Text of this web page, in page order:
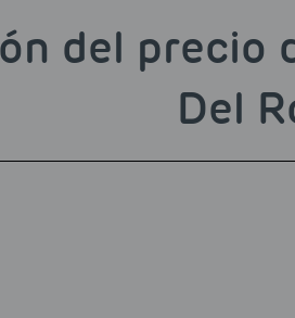
del precio
Del